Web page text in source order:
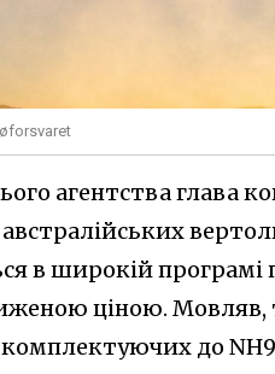
агентства глава
в широкій
ціною.
до